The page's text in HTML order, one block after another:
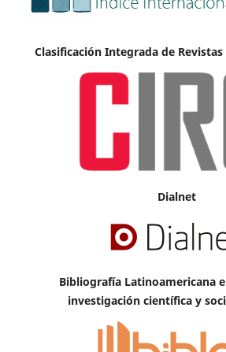
Clasificación Integrada de Revistas
Dialnet
Bibliografía Latinoamericana
investigación científica y